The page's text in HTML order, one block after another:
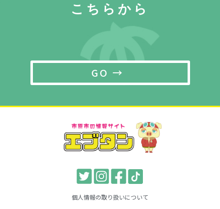
こちらから
GO →
個人情報の取り扱いについて